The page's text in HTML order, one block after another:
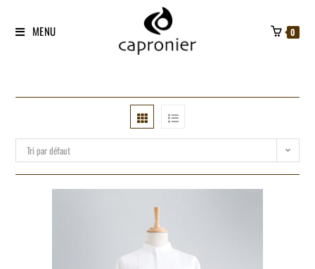
MENU 0
Tri par défaut